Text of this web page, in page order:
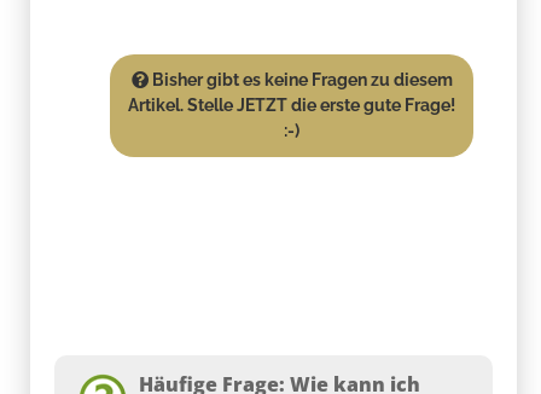
Bisher gibt es keine Fragen zu diesem
Artikel. Stelle JETZT die erste gute Frage!
:-)
Häufige Frage: Wie kann ich